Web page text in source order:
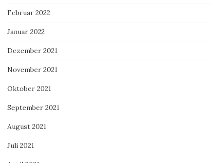
Februar 2022
Januar 2022
Dezember 2021
November 2021
Oktober 2021
September 2021
August 2021
Juli 2021